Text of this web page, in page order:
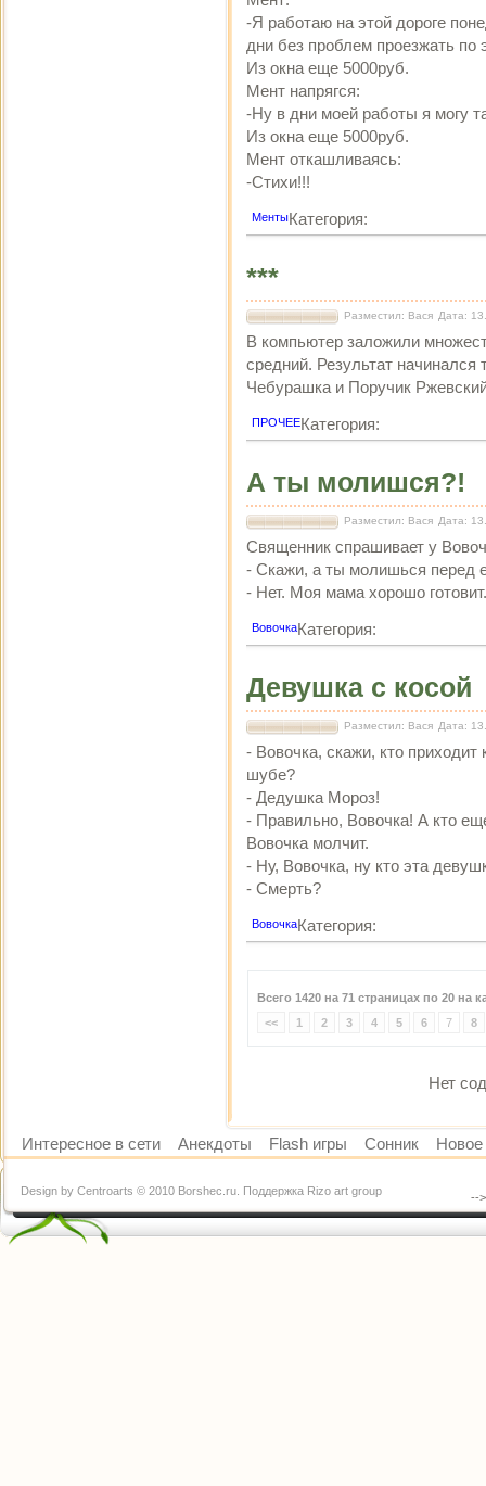
-Я работаю на этой дороге
дни без проблем проезжать по
Из окна еще 5000руб.
Мент напрягся:
-Ну в дни моей работы я могу
Из окна еще 5000руб.
Мент откашливаясь:
-Стихи!!!
Категория:
Менты
***
Разместил: Вася Дата:
В компьютер заложили
средний. Результат начинался
Чебурашка и Поручик
Категория:
ПРОЧЕЕ
А ты молишся?!
Разместил: Вася Дата:
Священник спрашивает у
- Скажи, а ты молишься перед
- Нет. Моя мама хорошо готовит.
Категория:
Вовочка
Девушка с косой
Разместил: Вася Дата:
- Вовочка, скажи, кто
шубе?
- Дедушка Мороз!
- Правильно, Вовочка! А кто
Вовочка молчит.
- Ну, Вовочка, ну кто эта
- Смерть?
Категория:
Вовочка
Всего 1420 на 71 страницах по 20 на
<<
1 2 3 4 5 6 7 8
Нет
Интересное в сети Анекдоты Flash игры Сонник Новое
Design by Centroarts © 2010 Borshec.ru. Поддержка Rizo art group --